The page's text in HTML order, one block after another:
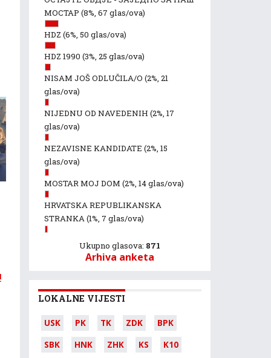
МОСТАР (8%, 67 glas/ova)
HDZ (6%, 50 glas/ova)
HDZ 1990 (3%, 25 glas/ova)
NISAM JOŠ ODLUČILA/O (2%, 21
glas/ova)
NIJEDNU OD NAVEDENIH (2%, 17
glas/ova)
NEZAVISNE KANDIDATE (2%, 15
glas/ova)
MOSTAR MOJ DOM (2%, 14 glas/ova)
HRVATSKA REPUBLIKANSKA
STRANKA(1%, 7 glas/ova)
Ukupno glasova: 871
Arhiva anketa
LOKALNE VIJESTI
USK PK TK ZDK
BPK
SBK
HNK ZHK KS
K10